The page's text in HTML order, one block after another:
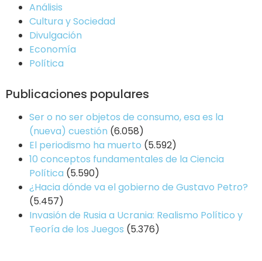
Análisis
Cultura y Sociedad
Divulgación
Economía
Política
Publicaciones populares
Ser o no ser objetos de consumo, esa es la
(nueva) cuestión (6.058)
El periodismo ha muerto (5.592)
10 conceptos fundamentales de la Ciencia
Política (5.590)
¿Hacia dónde va el gobierno de Gustavo Petro?
(5.457)
Invasión de Rusia a Ucrania: Realismo Político y
Teoría de los Juegos (5.376)